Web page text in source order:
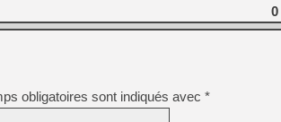
[GK] Beast of
[GK] Ubisoft : fin de partie
[GK] Mémoire cash -
[GK] Dan Houser (GTA)
[GK] Comment EA Sports
[GK] Crimson Moon : un
[GK] Isle of Reveries : le
[GK] Moonlighter 2 : The
[GK] Capcom relance
0
obligatoires sont indiqués avec *